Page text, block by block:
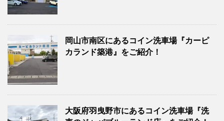
岡山市南区にあるコイン洗車場『カーピ
カランド築港』をご紹介！
大阪府羽曳野市にあるコイン洗車場『洗